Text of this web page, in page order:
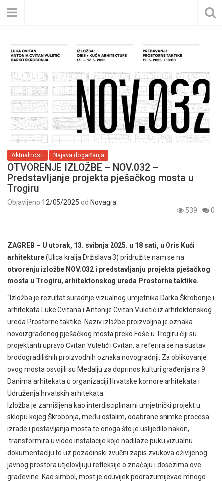
Aktualnosti Najava događanja
OTVORENJE IZLOŽBE – NOV.032 –
Predstavljanje projekta pješačkog mosta u
Trogiru
Objavljeno 12/05/2025 od Novagra
539
0
ZAGREB – U utorak, 13. svibnja 2025. u 18 sati, u Oris Kući
arhitekture(Ulica kralja Držislava 3) pridružite nam se na
otvorenju izložbe NOV.032 i predstavljanju projekta pješačkog
mosta u Trogiru, arhitektonskog ureda Prostorne taktike.
“Izložba je rezultat suradnje vizualnog umjetnika Darka Škrobonje i
arhitekata Luke Cvitana i Antonije Cvitan Vuletić iz arhitektonskog
ureda Prostorne taktike. Naziv izložbe proizvoljna je oznaka
novoizgrađenog pješačkog mosta preko Foše u Trogiru čiji su
projektanti upravo Cvitan Vuletić i Cvitan, a referira se na sustav
brodogradilišnih proizvodnih oznaka novogradnji. Za oblikovanje
ovog mosta osvojili su Medalju za doprinos kulturi građenja na 9.
Danima arhitekata u organizaciji Hrvatske komore arhitekata i
Udruženja hrvatskih arhitekata.
Izložba je zamišljena kao interdisciplinarni umjetnički projekt u
sklopu kojeg Škrobonja, među ostalim, odabrane snimke procesa
izrade i postavljanja mosta te onoga što je uslijedilo nakon,
transformira u video instalacije koje nadilaze puku vizualnu
dokumentaciju te uz pozadinski zvučni zapis zvukova oživljenog
javnog prostora utjelovljuju refleksije o značaju i dosezima ove
građevine. Kao simbol, most je oduvijek podrazumijevao mnogo